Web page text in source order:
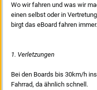
Wo wir fahren und was wir
einen selbst oder in
birgt das eBoard fahren immer.
1. Verletzungen
Bei den Boards bis 30km/h
Fahrrad, da ähnlich schnell.